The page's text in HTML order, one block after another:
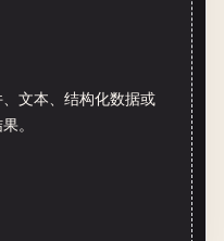
文本、结构化数据或
。